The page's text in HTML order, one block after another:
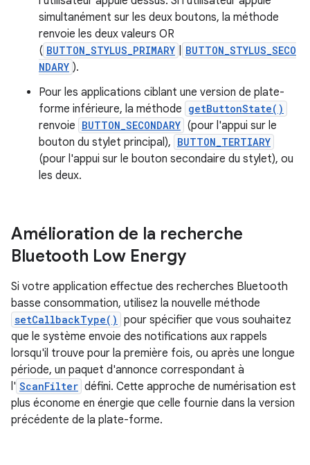
simultanément sur les deux boutons, la méthode
renvoie les deux valeurs OR
( BUTTON_STYLUS_PRIMARY
BUTTON_STYLUS_SECO
NDARY ).
Pour les applications ciblant une version de plate-
forme inférieure, la méthode getButtonState()
renvoie BUTTON_SECONDARY (pour l'appui sur le
bouton du stylet principal), BUTTON_TERTIARY
(pour l'appui sur le bouton secondaire du stylet), ou
les deux.
Amélioration de la recherche
Bluetooth Low Energy
Si votre application effectue des recherches Bluetooth
basse consommation, utilisez la nouvelle méthode
setCallbackType() pour spécifier que vous souhaitez
que le système envoie des notifications aux rappels
lorsqu'il trouve pour la première fois, ou après une longue
période, un paquet d'annonce correspondant à
l' ScanFilter défini. Cette approche de numérisation est
plus économe en énergie que celle fournie dans la version
précédente de la plate-forme.